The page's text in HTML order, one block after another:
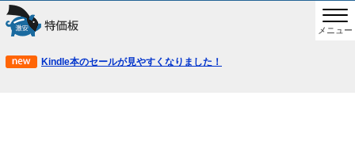
メニュー
Kindle本のセールが見やすくなりました！